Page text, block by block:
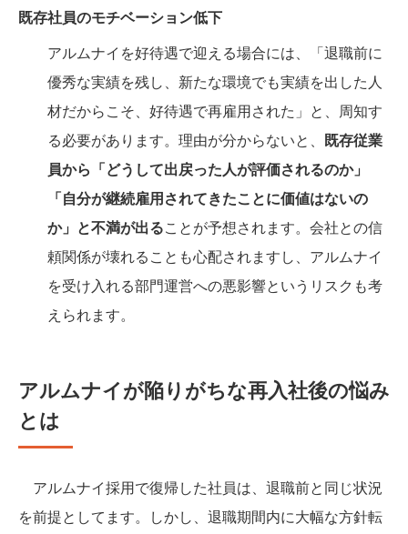
既存社員のモチベーション低下
アルムナイを好待遇で迎える場合には、「退職前に
優秀な実績を残し、新たな環境でも実績を出した人
材だからこそ、好待遇で再雇用された」と、周知す
る必要があります。理由が分からないと、 既存従業
員から「どうして出戻った人が評価されるのか」
「自分が継続雇用されてきたことに価値はないの
か」と不満が出ることが予想されます。会社との信
頼関係が壊れることも心配されますし、アルムナイ
を受け入れる部門運営への悪影響というリスクも考
えられます。
アルムナイが陥りがちな再入社後の悩み
とは
アルムナイ採用で復帰した社員は、退職前と同じ状況
を前提としてます。しかし、退職期間内に大幅な方針転